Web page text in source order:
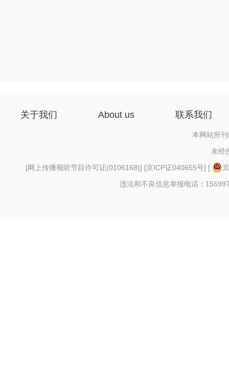
关于我们 About us 联系我们
本网站所
未经
[网上传播视听节目许可证(0106168)] [京ICP证040655号] [
违法和不良信息举报电话：